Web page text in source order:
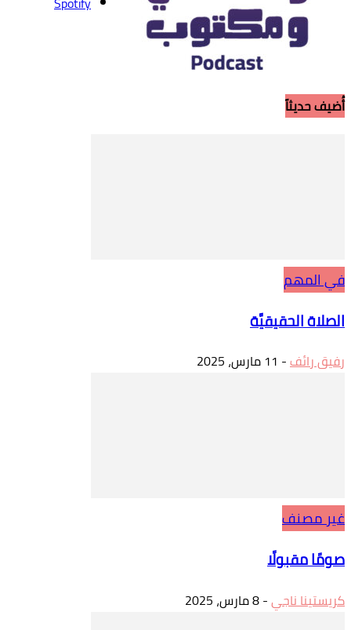
أُضيف حديثاً
في المهم
الصلاة الحقيقيَّة
رفيق رائف- 11 مارس، 2025
غير مصنف
صومًا مقبولًا
كريستينا ناجي-8 مارس، 2025